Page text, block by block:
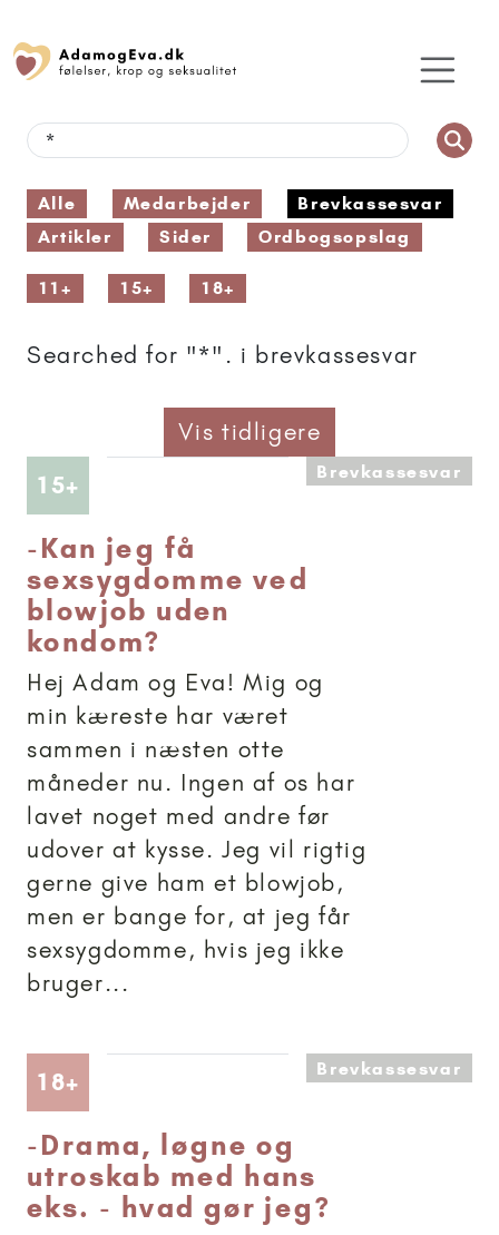
Alle Medarbejder
Brevkassesvar
Artikler
Sider Ordbogsopslag
11+ 15+ 18+
Searched for "*". i brevkassesvar
Vis tidligere
15+ Artikler anbefalet til 15+Brevkassesvar
-Kan jeg få
sexsygdomme ved
blowjob uden
kondom?
Hej Adam og Eva! Mig og
min kæreste har været
sammen i næsten otte
måneder nu. Ingen af os har
lavet noget med andre før
udover at kysse. Jeg vil rigtig
gerne give ham et blowjob,
men er bange for, at jeg får
sexsygdomme, hvis jeg ikke
bruger...
18+ Artikler anbefalet til 18+Brevkassesvar
-Drama, løgne og
utroskab med hans
eks. - hvad gør jeg?